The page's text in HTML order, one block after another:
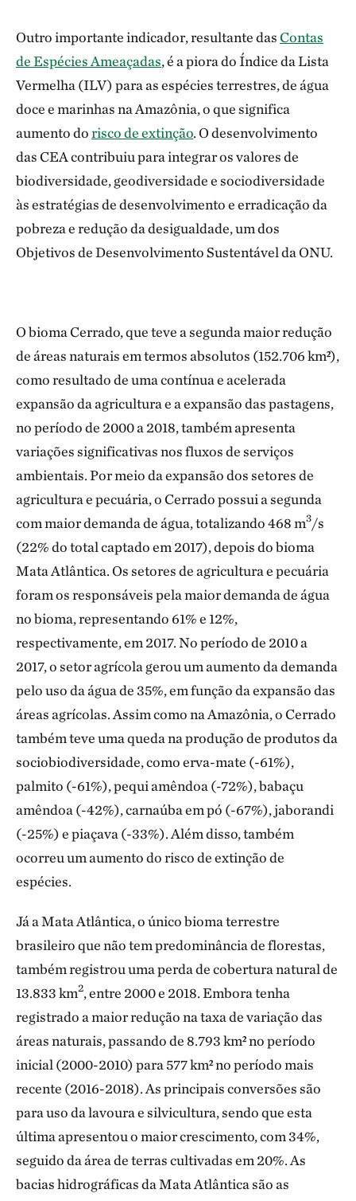
Outro importante indicador, resultante dasContas
de Espécies Ameaçadas, é a piora do Índice da Lista
Vermelha (ILV) para as espécies terrestres, de água
doce e marinhas na Amazônia, o que significa
aumento dorisco de extinção. O desenvolvimento
das CEA contribuiu para integrar os valores de
biodiversidade, geodiversidade e sociodiversidade
às estratégias de desenvolvimento e erradicação da
pobreza e redução da desigualdade, um dos
Objetivos de Desenvolvimento Sustentável da ONU.
O bioma Cerrado, que teve a segunda maior redução
de áreas naturais em termos absolutos (152.706 km²),
como resultado de uma contínua e acelerada
expansão da agricultura e a expansão das pastagens,
no período de 2000 a 2018, também apresenta
variações significativas nos fluxos de serviços
ambientais. Por meio da expansão dos setores de
agricultura e pecuária, o Cerrado possui a segunda
com maior demanda de água, totalizando 468 m3/s
(22% do total captado em 2017), depois do bioma
Mata Atlântica. Os setores de agricultura e pecuária
foram os responsáveis pela maior demanda de água
no bioma, representando 61% e 12%,
respectivamente, em 2017. No período de 2010 a
2017, o setor agrícola gerou um aumento da demanda
pelo uso da água de 35%, em função da expansão das
áreas agrícolas. Assim como na Amazônia, o Cerrado
também teve uma queda na produção de produtos da
sociobiodiversidade, como erva-mate (-61%),
palmito (-61%), pequi amêndoa (-72%), babaçu
amêndoa (-42%), carnaúba em pó (-67%), jaborandi
(-25%) e piaçava (-33%). Além disso, também
ocorreu um aumento do risco de extinção de
espécies.
Já a Mata Atlântica, o único bioma terrestre
brasileiro que não tem predominância de florestas,
também registrou uma perda de cobertura natural de
13.833 km2, entre 2000 e 2018. Embora tenha
registrado a maior redução na taxa de variação das
áreas naturais, passando de 8.793 km² no período
inicial (2000-2010) para 577 km² no período mais
recente (2016-2018). As principais conversões são
para uso da lavoura e silvicultura, sendo que esta
última apresentou o maior crescimento, com 34%,
seguido da área de terras cultivadas em 20%. As
bacias hidrográficas da Mata Atlântica são as